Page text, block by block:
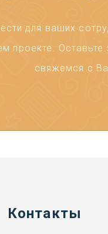
для ваших
проекте. Оставьте
свяжемся с
Контакты